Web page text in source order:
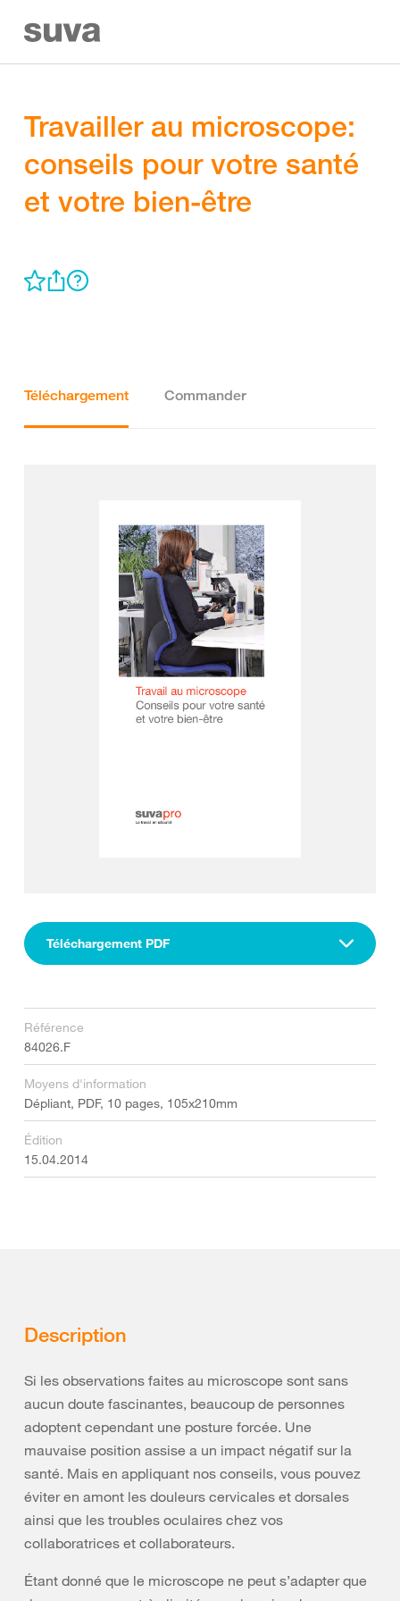
Travailler au microscope:
conseils pour votre santé
et votre bien-être
Téléchargement Commander
Téléchargement PDF
Référence
84026.F
Moyens d'information
Dépliant, PDF, 10 pages, 105x210mm
Édition
15.04.2014
Description
Si les observations faites au microscope sont sans
aucun doute fascinantes, beaucoup de personnes
adoptent cependant une posture forcée. Une
mauvaise position assise a un impact négatif sur la
santé. Mais en appliquant nos conseils, vous pouvez
éviter en amont les douleurs cervicales et dorsales
ainsi que les troubles oculaires chez vos
collaboratrices et collaborateurs.
Étant donné que le microscope ne peut s’adapter que